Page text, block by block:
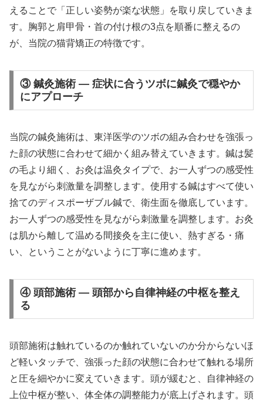
えることで「正しい姿勢が楽な状態」を取り戻していきま
す。胸郭と肩甲骨・首の付け根の3点を順番に整えるの
が、当院の猫背矯正の特徴です。
③ 鍼灸施術 — 症状に合うツボに鍼灸で穏やか
にアプローチ
当院の鍼灸施術は、東洋医学のツボの組み合わせを強張っ
た顔の状態に合わせて細かく組み替えていきます。鍼は髪
の毛より細く、お灸は温灸タイプで、お一人ずつの感受性
を見ながら刺激量を調整します。使用する鍼はすべて使い
捨てのディスポーザブル鍼で、衛生面を徹底しています。
お一人ずつの感受性を見ながら刺激量を調整します。お灸
は肌から離して温める間接灸を主に使い、熱すぎる・痛
い、ということがないように丁寧に進めます。
④ 頭部施術 — 頭部から自律神経の中枢を整え
る
頭部施術は触れているのか触れていないのか分からないほ
ど軽いタッチで、強張った顔の状態に合わせて触れる場所
と圧を細やかに変えていきます。頭が緩むと、自律神経の
上位中枢が整い、体全体の調整能力が底上げされます。頭